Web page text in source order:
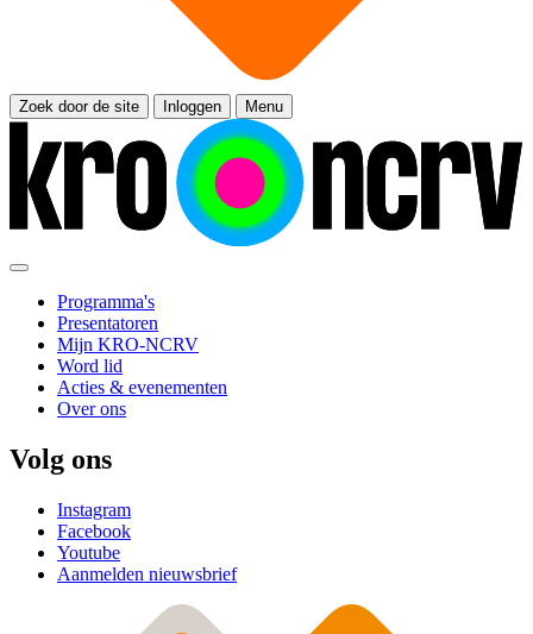
Zoek door de site Inloggen Menu
Programma's
Presentatoren
Mijn KRO-NCRV
Word lid
Acties & evenementen
Over ons
Volg ons
Instagram
Facebook
Youtube
Aanmelden nieuwsbrief